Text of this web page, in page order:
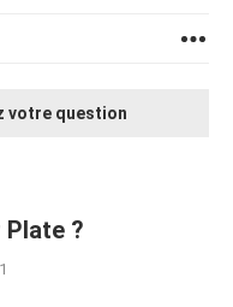
votre question
?